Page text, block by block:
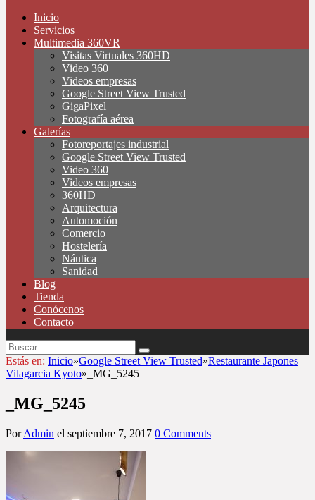
Inicio
Servicios
Multimedia 360VR
Visitas Virtuales 360HD
Video 360
Videos empresas
Google Street View Trusted
GigaPixel
Fotografía aérea
Galerías
Fotoreportajes industrial
Google Street View Trusted
Video 360
Videos empresas
360HD
Arquitectura
Automoción
Comercio
Hostelería
Náutica
Sanidad
Blog
Tienda
Conócenos
Contacto
Estás en: Inicio»Google Street View Trusted»Restaurante Japones
Vilagarcia Kyoto» _MG_5245
_MG_5245
PorAdmin el septiembre 7, 2017 0 Comments